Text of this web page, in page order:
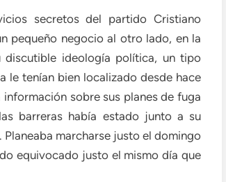
secretos del partido Cristiano
pequeño negocio al otro lado, en la
ideología política, un tipo
le tenían bien localizado desde hace
sobre sus planes de fuga
barreras había estado junto a su
marcharse justo el domingo
equivocado justo el mismo día que